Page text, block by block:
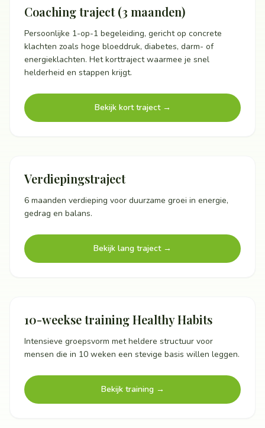
Coaching traject (3 maanden)
Persoonlijke 1-op-1 begeleiding, gericht op concrete
klachten zoals hoge bloeddruk, diabetes, darm- of
energieklachten. Het korttraject waarmee je snel
helderheid en stappen krijgt.
Bekijk kort traject→
Verdiepingstraject
6 maanden verdieping voor duurzame groei in energie,
gedrag en balans.
Bekijk lang traject→
10-weekse training Healthy Habits
Intensieve groepsvorm met heldere structuur voor
mensen die in 10 weken een stevige basis willen leggen.
Bekijk training →